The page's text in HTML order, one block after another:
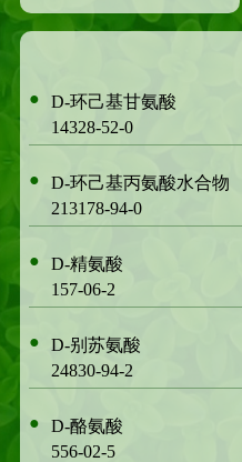
●
D-环己基甘氨酸
14328-52-0
●
D-环己基丙氨酸水合物
213178-94-0
●
D-精氨酸
157-06-2
●
D-别苏氨酸
24830-94-2
●
D-酪氨酸
556-02-5